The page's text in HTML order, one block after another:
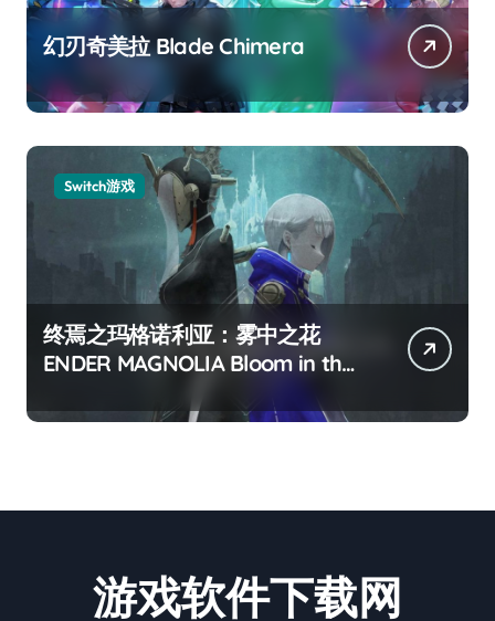
幻刃奇美拉 Blade Chimera
Switch游戏
终焉之玛格诺利亚：雾中之花
ENDER MAGNOLIA Bloom in the
游戏软件下载网